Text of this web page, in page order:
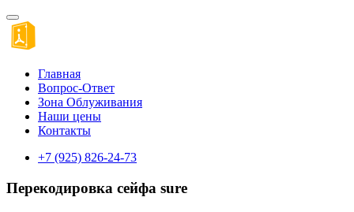
Главная
Вопрос-Ответ
Зона Облуживания
Наши цены
Контакты
+7 (925) 826-24-73
Перекодировка сейфа sure